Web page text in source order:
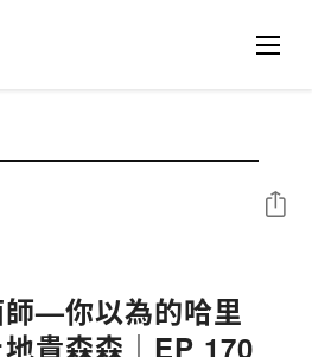
—你以為的哈里
貴森森｜EP 170
分享